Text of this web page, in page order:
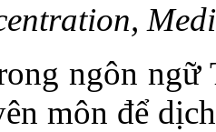
ngôn ngữ
môn để